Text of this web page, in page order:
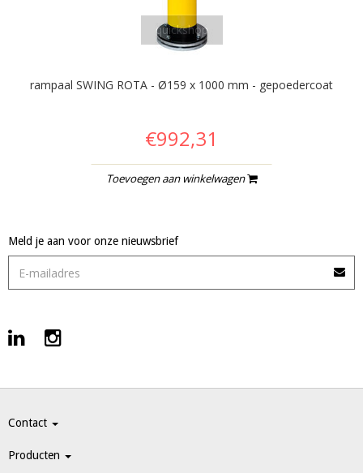
quickshop
rampaal SWING ROTA - Ø159 x 1000 mm - gepoedercoat
€992,31
Toevoegen aan winkelwagen
Meld je aan voor onze nieuwsbrief
Contact
Producten